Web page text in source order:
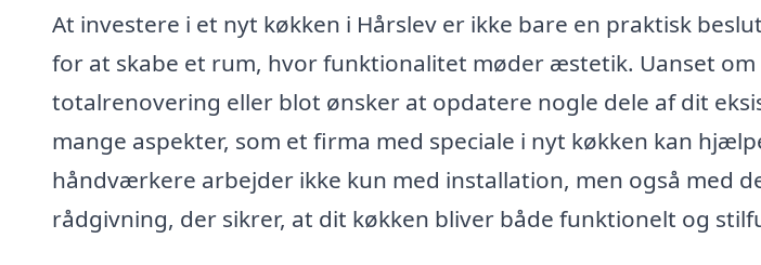
At investere i et nyt køkken i Hårslev er ikke bare en praktisk
for at skabe et rum, hvor funktionalitet møder æstetik. Uanset
totalrenovering eller blot ønsker at opdatere nogle dele af dit
mange aspekter, som et firma med speciale i nyt køkken kan
håndværkere arbejder ikke kun med installation, men også med
rådgivning, der sikrer, at dit køkken bliver både funktionelt og